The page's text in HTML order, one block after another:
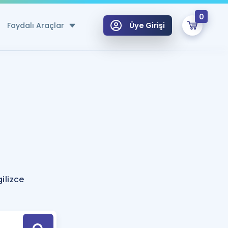
Faydalı Araçlar
Hesaplama Aracı
için Öneriler
Tek Takvimde
Üye Girişi
0